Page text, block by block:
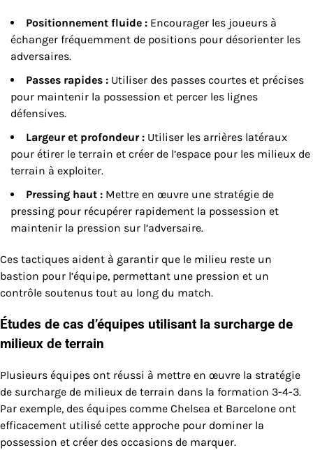
Positionnement fluide : Encourager les joueurs à
échanger fréquemment de positions pour désorienter les
adversaires.
Passes rapides : Utiliser des passes courtes et précises
pour maintenir la possession et percer les lignes
défensives.
Largeur et profondeur : Utiliser les arrières latéraux
pour étirer le terrain et créer de l’espace pour les milieux de
terrain à exploiter.
Pressing haut : Mettre en œuvre une stratégie de
pressing pour récupérer rapidement la possession et
maintenir la pression sur l’adversaire.
Ces tactiques aident à garantir que le milieu reste un
bastion pour l’équipe, permettant une pression et un
contrôle soutenus tout au long du match.
Études de cas d’équipes utilisant la surcharge de
milieux de terrain
Plusieurs équipes ont réussi à mettre en œuvre la stratégie
de surcharge de milieux de terrain dans la formation 3-4-3.
Par exemple, des équipes comme Chelsea et Barcelone ont
efficacement utilisé cette approche pour dominer la
possession et créer des occasions de marquer.